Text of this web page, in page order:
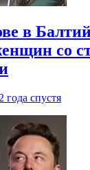
в
со
2 года спустя